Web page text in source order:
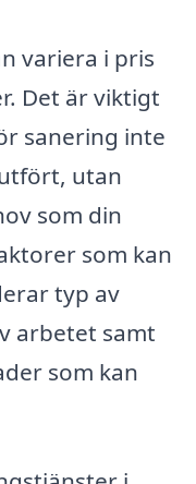
variera i pris
Det är viktigt
sanering inte
utan
som din
som kan
typ av
arbetet samt
som kan